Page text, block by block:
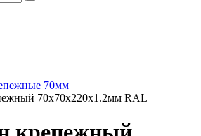
70мм
70х70х220х1.2мм RAL